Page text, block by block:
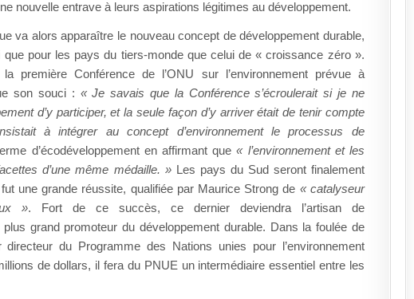
nouvelle entrave à leurs aspirations légitimes au développement.
va alors apparaître le nouveau concept de développement durable,
que pour les pays du tiers-monde que celui de « croissance zéro ».
première Conférence de l’ONU sur l’environnement prévue à
son souci : « Je savais que la Conférence s’écroulerait si je ne
d’y participer, et la seule façon d’y arriver était de tenir compte
à intégrer au concept d’environnement le processus de
d’écodéveloppement en affirmant que« l’environnement et les
d’une même médaille. »Les pays du Sud seront finalement
une grande réussite, qualifiée par Maurice Strong de « catalyseur
». Fort de ce succès, ce dernier deviendra l’artisan de
plus grand promoteur du développement durable. Dans la foulée de
du Programme des Nations unies pour l’environnement
de dollars, il fera du PNUE un intermédiaire essentiel entre les